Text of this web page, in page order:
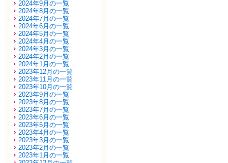
2024年9月の一覧
2024年8月の一覧
2024年7月の一覧
2024年6月の一覧
2024年5月の一覧
2024年4月の一覧
2024年3月の一覧
2024年2月の一覧
2024年1月の一覧
2023年12月の一覧
2023年11月の一覧
2023年10月の一覧
2023年9月の一覧
2023年8月の一覧
2023年7月の一覧
2023年6月の一覧
2023年5月の一覧
2023年4月の一覧
2023年3月の一覧
2023年2月の一覧
2023年1月の一覧